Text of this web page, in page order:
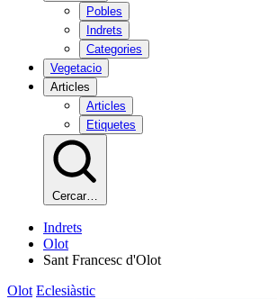
Pobles
Indrets
Categories
Vegetacio
Articles
Articles
Etiquetes
Cercar…
Indrets
Olot
Sant Francesc d'Olot
Olot Eclesiàstic